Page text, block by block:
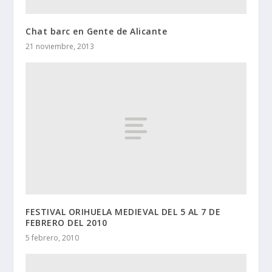
Chat barc en Gente de Alicante
21 noviembre, 2013
FESTIVAL ORIHUELA MEDIEVAL DEL 5 AL 7 DE
FEBRERO DEL 2010
5 febrero, 2010